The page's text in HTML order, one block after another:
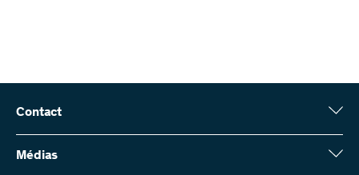
Contact
Fonds national suisse (FNS)
Wildhainweg 3
Médias